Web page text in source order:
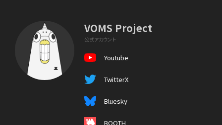
VOMS Project
公式アカウント
Youtube
TwitterX
Bluesky
BOOTH